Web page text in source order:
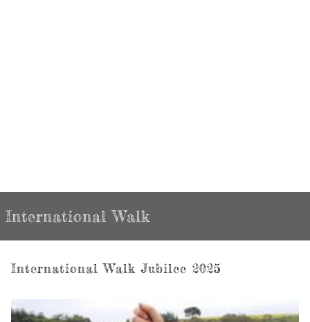
International Walk
International Walk Jubilee 2025